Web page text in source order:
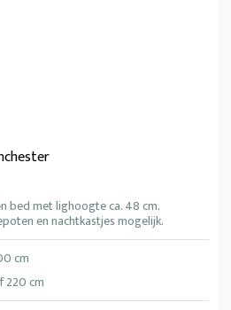
bed met lighoogte ca. 48 cm.
en nachtkastjes mogelijk.
cm
220 cm